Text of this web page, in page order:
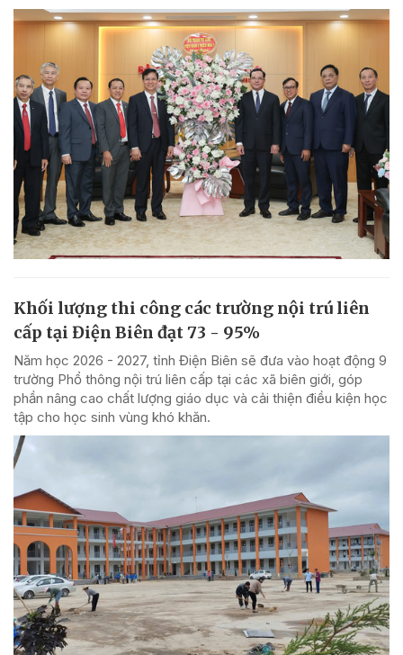
Khối lượng thi công các trường nội trú liên
cấp tại Điện Biên đạt 73 - 95%
Năm học 2026 - 2027, tỉnh Điện Biên sẽ đưa vào hoạt động 9
trường Phổ thông nội trú liên cấp tại các xã biên giới, góp
phần nâng cao chất lượng giáo dục và cải thiện điều kiện học
tập cho học sinh vùng khó khăn.